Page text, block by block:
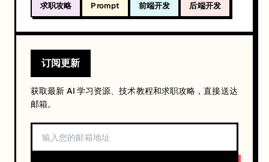
求职攻略 Prompt 前端开发 后端开发
订阅更新
获取最新 AI 学习资源、技术教程和求职攻略，直接送达
邮箱。